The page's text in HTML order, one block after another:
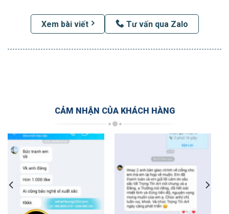
Xem bài viết Tư vấn qua Zalo
CẢM NHẬN CỦA KHÁCH HÀNG